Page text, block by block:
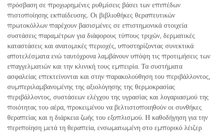
πρόσβαση σε προχωρημένες ρυθμίσεις βάσει των επιπέδων
πιστοποίησης εκπαίδευσης. Οι βιβλιοθήκες θεραπευτικών
πρωτοκόλλων παρέχουν βασισμένες σε επιστημονικά στοιχεία
συστάσεις παραμέτρων για διάφορους τύπους τριχών, δερματικές
καταστάσεις και ανατομικές περιοχές, υποστηρίζοντας συνεκτικά
αποτελέσματα ενώ ταυτόχρονα λαμβάνουν υπόψη τις προτιμήσεις των
επαγγελματιών και την κλινική τους εμπειρία. Τα συστήματα
ασφαλείας επεκτείνονται και στην παρακολούθηση του περιβάλλοντος,
συμπεριλαμβανομένης της αξιολόγησης της θερμοκρασίας
περιβάλλοντος, συστάσεων ελέγχου της υγρασίας και λογαριασμού της
ποιότητας του αέρα, προκειμένου να βελτιστοποιηθούν οι συνθήκες
θεραπείας και η διάρκεια ζωής του εξοπλισμού. Η καθοδήγηση για την
περιποίηση μετά τη θεραπεία, ενσωματωμένη στο εμπορικό λέιζερ